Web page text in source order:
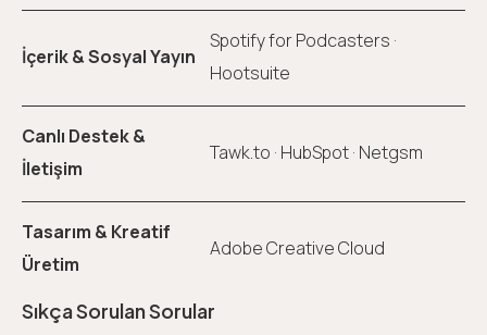
İçerik & Sosyal Yayın
Spotify for Podcasters ·
Hootsuite
Canlı Destek &
İletişim
Tawk.to · HubSpot · Netgsm
Tasarım & Kreatif
Üretim
Adobe Creative Cloud
Sıkça Sorulan Sorular